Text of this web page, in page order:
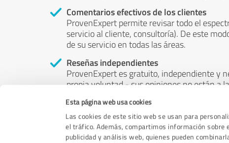
Esta página web usa cookies
Las cookies de este sitio web se usan para
el tráfico. Además, compartimos información sobre
publicidad y análisis web, quienes pueden
Comentarios efectivos de los clientes
ProvenExpert permite revisar todo el
servicio al cliente, consultoría). De este
de su servicio en todas las áreas.
Reseñas independientes
ProvenExpert es gratuito, independiente y
propia voluntad - sus opiniones no están a